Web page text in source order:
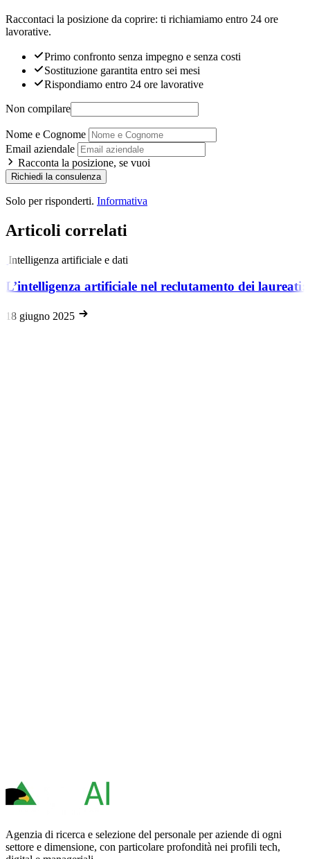
Raccontaci la posizione da coprire: ti richiamiamo entro 24 ore
lavorative.
Primo confronto senza impegno e senza costi
Sostituzione garantita entro sei mesi
Rispondiamo entro 24 ore lavorative
Non compilare
Nome e Cognome
Email aziendale
Racconta la posizione, se vuoi
Richiedi la consulenza
Solo per risponderti. Informativa
Articoli correlati
Intelligenza artificiale e dati
L’intelligenza artificiale nel reclutamento dei
18 giugno 2025
Agenzia di ricerca e selezione del personale per aziende di ogni
settore e dimensione, con particolare profondità nei profili tech,